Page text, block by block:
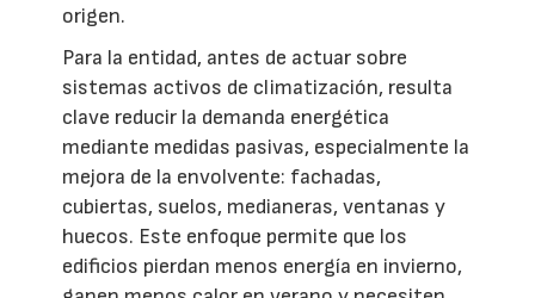
origen.
Para la entidad, antes de actuar sobre
sistemas activos de climatización, resulta
clave reducir la demanda energética
mediante medidas pasivas, especialmente la
mejora de la envolvente: fachadas,
cubiertas, suelos, medianeras, ventanas y
huecos. Este enfoque permite que los
edificios pierdan menos energía en invierno,